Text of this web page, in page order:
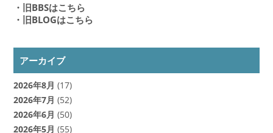
・旧BBSはこちら
・旧BLOGはこちら
アーカイブ
2026年8月 (17)
2026年7月 (52)
2026年6月 (50)
2026年5月 (55)